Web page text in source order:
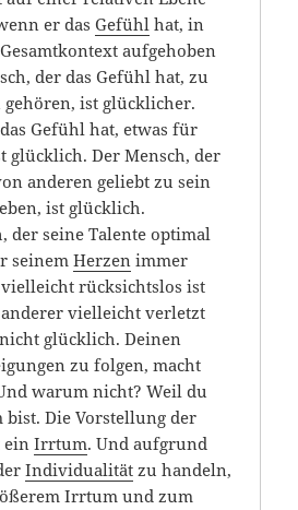
er dasGefühl hat, in
aufgehoben
der das Gefühl hat, zu
gehören, ist glücklicher.
Gefühl hat, etwas für
glücklich. Der Mensch, der
anderen geliebt zu sein
ist glücklich.
der seine Talente optimal
seinemHerzen immer
rücksichtslos ist
vielleicht verletzt
glücklich. Deinen
zu folgen, macht
warum nicht? Weil du
Die Vorstellung der
einIrrtum. Und aufgrund
Individualität zu handeln,
Irrtum und zum